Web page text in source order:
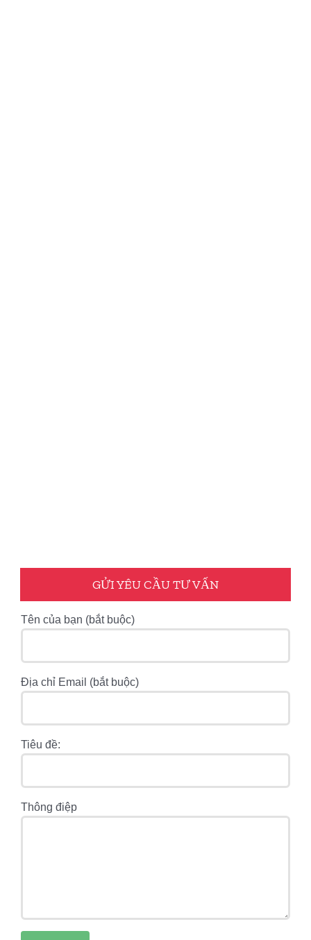
GỬI YÊU CẦU TƯ VẤN
Tên của bạn (bắt buộc)
Địa chỉ Email (bắt buộc)
Tiêu đề:
Thông điệp